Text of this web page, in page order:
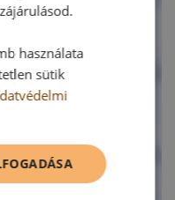
használata
sütik